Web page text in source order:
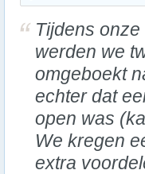
Tijdens
werden we
omgeboekt
echter dat
open was
We kregen
extra